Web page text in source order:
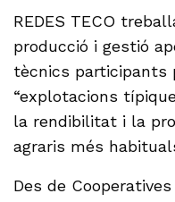
REDES TECO
producció i gestió
tècnics participants
“explotacions
la rendibilitat i la
agraris més
Des de